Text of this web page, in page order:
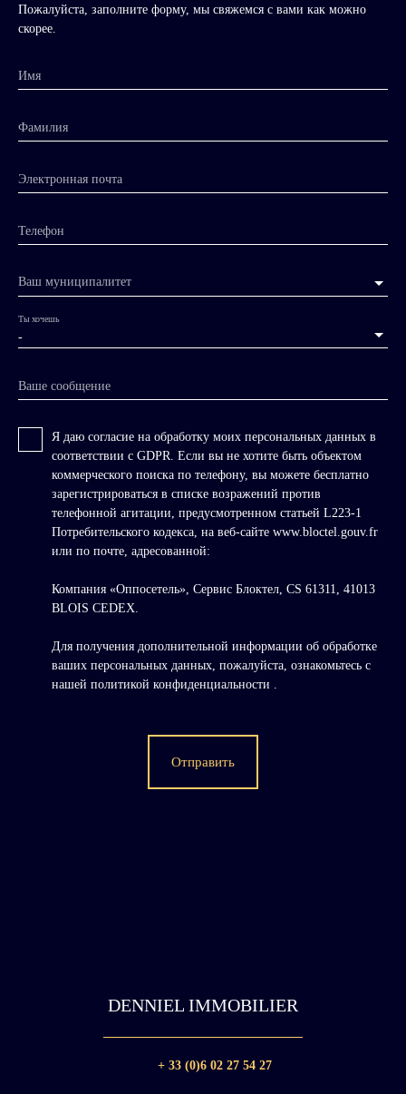
Пожалуйста, заполните форму, мы свяжемся с вами как можно
скорее.
Имя
Фамилия
Электронная почта
Телефон
Ваш муниципалитет
-
Ты хочешь
Ваше сообщение
Я даю согласие на обработку моих персональных данных в
соответствии с GDPR. Если вы не хотите быть объектом
коммерческого поиска по телефону, вы можете бесплатно
зарегистрироваться в списке возражений против
телефонной агитации, предусмотренном статьей L223-1
Потребительского кодекса, на веб-сайте www.bloctel.gouv.fr
или по почте, адресованной:
Компания «Оппосетель», Сервис Блоктел, CS 61311, 41013
BLOIS CEDEX.
Для получения дополнительной информации об обработке
ваших персональных данных, пожалуйста, ознакомьтесь с
нашей политикой конфиденциальности
Отправить
DENNIEL IMMOBILIER
+ 33 (0)6 02 27 54 27